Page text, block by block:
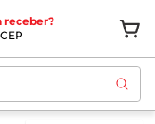
receber?